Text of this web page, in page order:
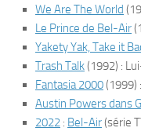
We Are The World
Le Prince de Bel-Air
Yakety Yak, Take it
Trash Talk(1992) :
Fantasia 2000(1999)
Austin Powers dans
2022 : Bel-Air(série